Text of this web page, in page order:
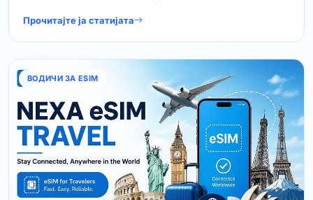
Прочитајте ја статијата
ВОДИЧИ ЗА ESIM